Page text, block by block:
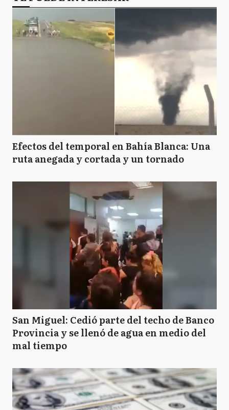
Efectos del temporal en Bahía Blanca: Una
ruta anegada y cortada y un tornado
San Miguel: Cedió parte del techo de Banco
Provincia y se llenó de agua en medio del
mal tiempo